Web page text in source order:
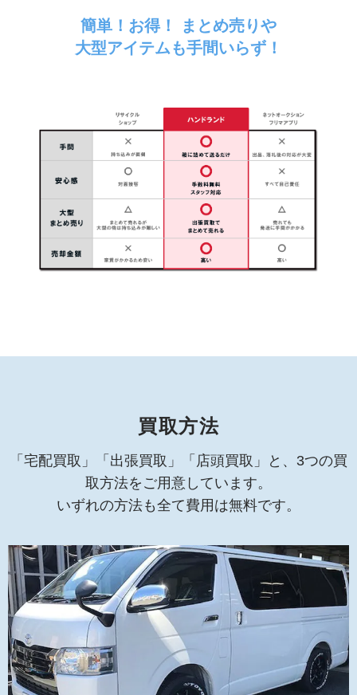
簡単！お得！ まとめ売りや
大型アイテムも手間いらず！
買取方法
「宅配買取」「出張買取」「店頭買取」と、3つの買
取方法をご用意しています。
いずれの方法も全て費用は無料です。